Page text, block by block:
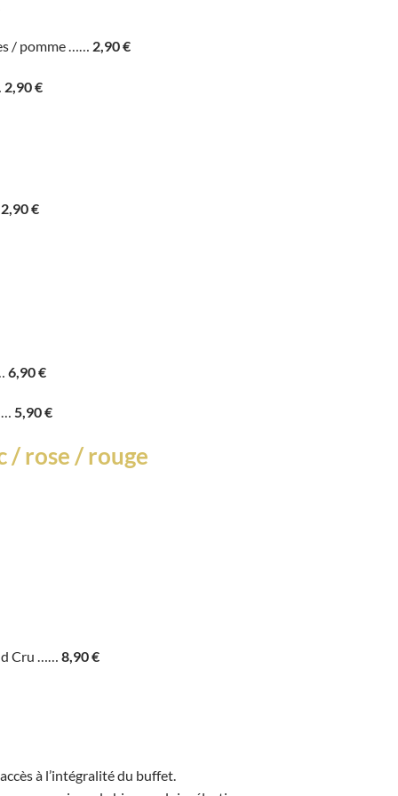
/ pomme …… 2,90 €
2,90 €
2,90 €
6,90 €
5,90 €
/ rose / rouge
Cru …… 8,90 €
à l’intégralité du buffet.